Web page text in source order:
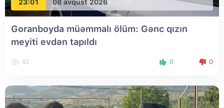
23:01 08 avqust 2026
Goranboyda müəmmalı ölüm: Gənc qızın
meyiti evdən tapıldı
42 0 0